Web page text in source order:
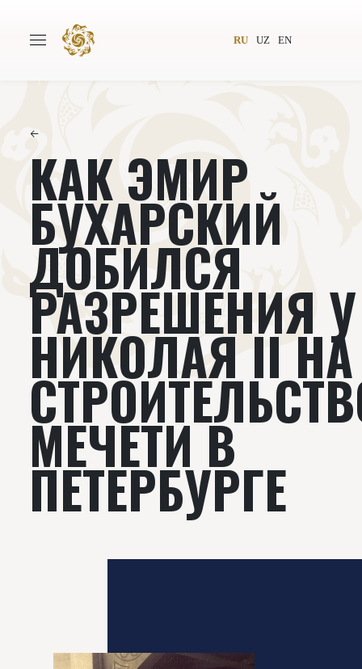
RU UZ EN
Авторы Всемирное общество
Издательство Новости
Проекты Подкасты
Книги Видеолекторий
←
КАК ЭМИР
БУХАРСКИЙ
ДОБИЛСЯ
РАЗРЕШЕНИЯ У
НИКОЛАЯ II НА
МЕЧЕТИ В
ПЕТЕРБУРГЕ